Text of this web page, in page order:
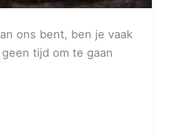
ons bent, ben je vaak
tijd om te gaan